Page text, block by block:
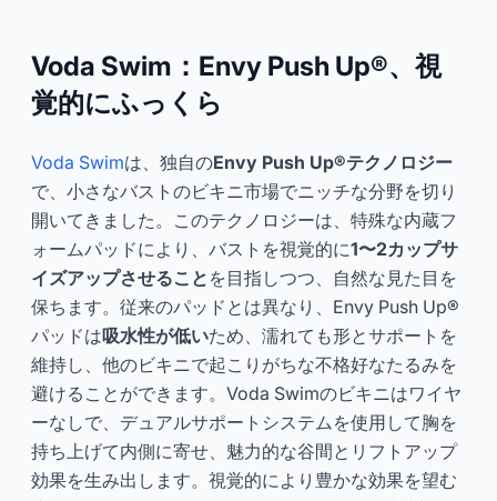
Voda Swim：Envy Push Up®、視
覚的にふっくら
Voda Swimは、独自のEnvy Push Up®テクノロジー
で、小さなバストのビキニ市場でニッチな分野を切り
開いてきました。このテクノロジーは、特殊な内蔵フ
ォームパッドにより、バストを視覚的に1〜2カップサ
イズアップさせること を目指しつつ、自然な見た目を
保ちます。従来のパッドとは異なり、Envy Push Up®
パッドは吸水性が低いため、濡れても形とサポートを
維持し、他のビキニで起こりがちな不格好なたるみを
避けることができます。Voda Swimのビキニはワイヤ
ーなしで、デュアルサポートシステムを使用して胸を
持ち上げて内側に寄せ、魅力的な谷間とリフトアップ
効果を生み出します。視覚的により豊かな効果を望む